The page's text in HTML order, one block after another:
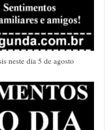
neste dia 5 de agosto